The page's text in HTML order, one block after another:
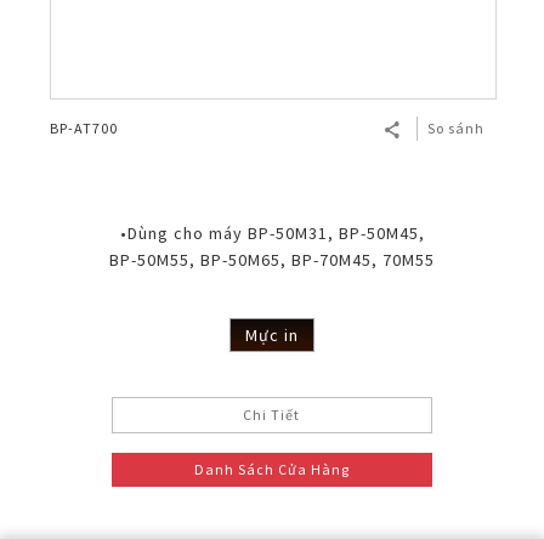
BP-AT700 So sánh
•Dùng cho máy BP-50M31, BP-50M45,
BP-50M55, BP-50M65, BP-70M45, 70M55
Mực in
Chi Tiết
Danh Sách Cửa Hàng